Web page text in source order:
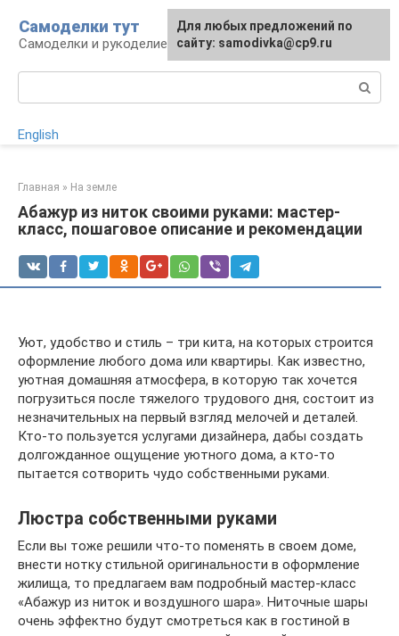
контенту
Самоделки тут
Самоделки и рукоделие для дома и участка
English
Главная » На земле
Абажур из ниток своими руками: мастер-
класс, пошаговое описание и рекомендации
Уют, удобство и стиль – три кита, на которых строится
оформление любого дома или квартиры. Как известно,
уютная домашняя атмосфера, в которую так хочется
погрузиться после тяжелого трудового дня, состоит из
незначительных на первый взгляд мелочей и деталей.
Кто-то пользуется услугами дизайнера, дабы создать
долгожданное ощущение уютного дома, а кто-то
пытается сотворить чудо собственными руками.
Люстра собственными руками
Если вы тоже решили что-то поменять в своем доме,
внести нотку стильной оригинальности в оформление
жилища, то предлагаем вам подробный мастер-класс
«Абажур из ниток и воздушного шара». Ниточные шары
очень эффектно будут смотреться как в гостиной в
Для любых предложений по
сайту: samodivka@cp9.ru